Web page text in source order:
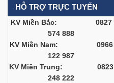
HỖ TRỢ TRỰC TUYẾN
KV Miền Bắc: 0827
574 888
KV Miền Nam: 0966
122 987
KV Miền Trung: 0823
248 222